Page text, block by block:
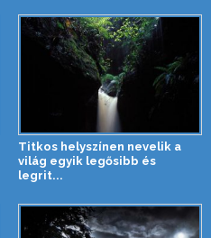
Titkos helyszínen nevelik a
világ egyik legősibb és
legrit...